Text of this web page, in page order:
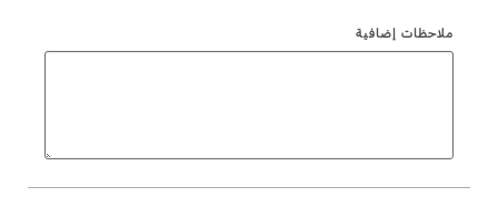
السعودية‬
العربية
Ford Protect لمحة عامة عن
ملاحظات إضافية